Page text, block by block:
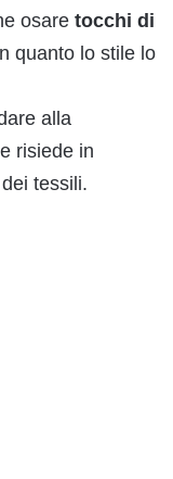
osare tocchi di
quanto lo stile lo
alla
risiede in
tessili.